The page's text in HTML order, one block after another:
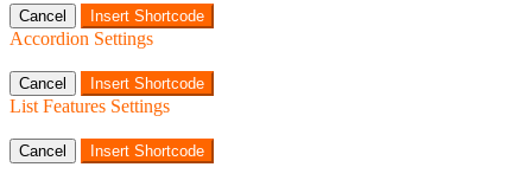
Cancel Insert Shortcode
Accordion Settings
Cancel Insert Shortcode
List Features Settings
Cancel Insert Shortcode